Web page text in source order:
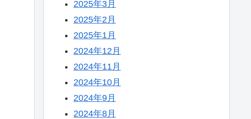
2025年3月
2025年2月
2025年1月
2024年12月
2024年11月
2024年10月
2024年9月
2024年8月